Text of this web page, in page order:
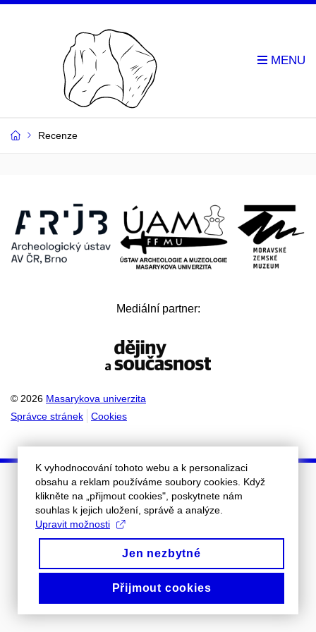
Recenze
Mediální partner:
© 2026 Masarykova univerzita
Správce stránek
Cookies
K vyhodnocování tohoto webu a k personalizaci
obsahu a reklam používáme soubory cookies. Když
klikněte na „přijmout cookies", poskytnete nám
souhlas k jejich uložení, správě a analýze.
Upravit možnosti
Jen nezbytné
Přijmout cookies